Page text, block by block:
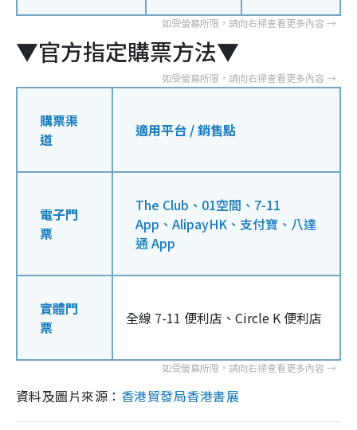
▼官方指定購票方法▼
購票渠
道
適用平台 / 銷售點
電子門
票
The Club、01空間、7-11
App、AlipayHK、支付寶、八達
通 App
實體門
票
全線 7-11 便利店、Circle K 便利店
資料及圖片來源： 香港貿發局香港書展